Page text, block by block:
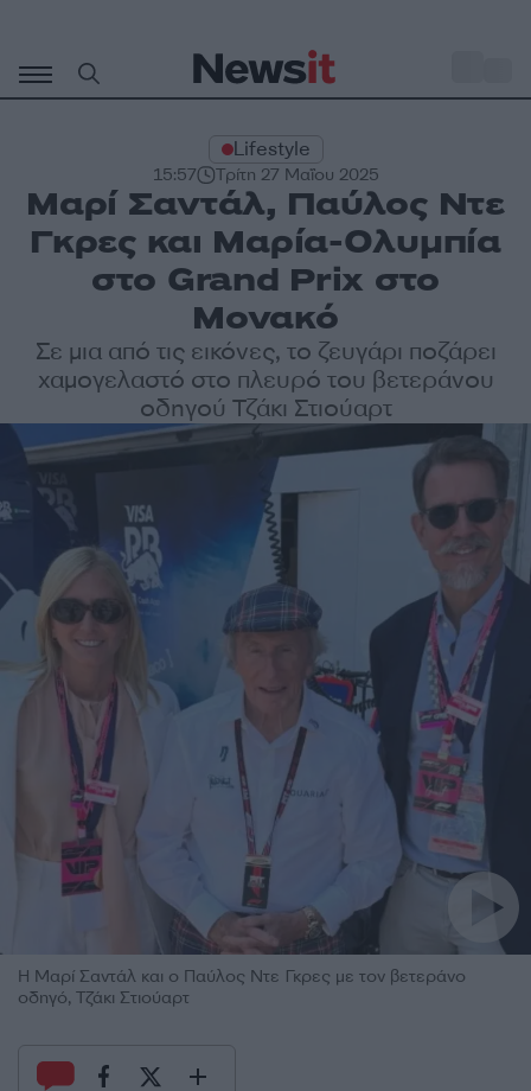
περιεχόμενο
Lifestyle
15:57 Τρίτη 27 Μαΐου 2025
Μαρί Σαντάλ, Παύλος Ντε
Γκρες και Μαρία-Ολυμπία
στο Grand Prix στο
Μονακό
Σε μια από τις εικόνες, το ζευγάρι ποζάρει
χαμογελαστό στο πλευρό του βετεράνου
οδηγού Τζάκι Στιούαρτ
Η Μαρί Σαντάλ και ο Παύλος Ντε Γκρες με τον βετεράνο
οδηγό, Τζάκι Στιούαρτ